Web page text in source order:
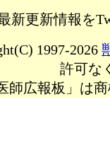
新更新情報を
1997-2026
許可な
師広報板」は